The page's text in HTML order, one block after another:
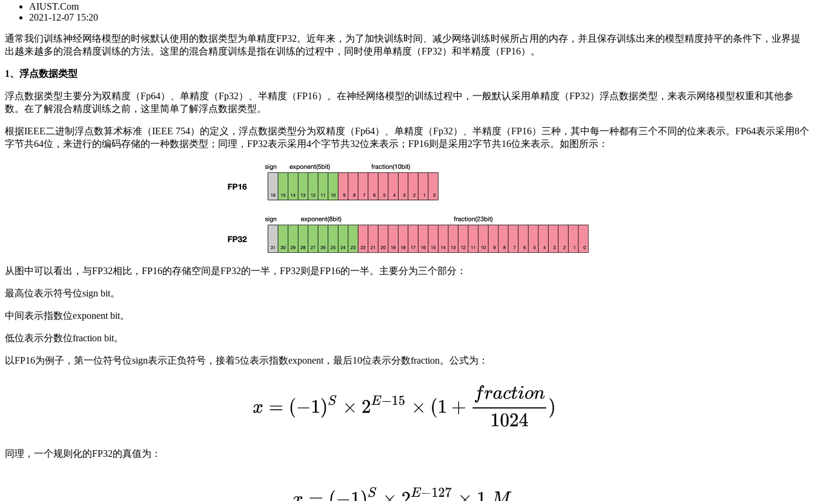
AIUST.Com
2021-12-07 15:20
通常我们训练神经网络模型的时候默认使用的数据类型为单精度FP32。近年来，为了加快训练时间、减少网络训练时候所占用的内存，并且保存训练出来的模型精度持平的条件下，业界提
出越来越多的混合精度训练的方法。这里的混合精度训练是指在训练的过程中，同时使用单精度（FP32）和半精度（FP16）。
1、浮点数据类型
浮点数据类型主要分为双精度（Fp64）、单精度（Fp32）、半精度（FP16）。在神经网络模型的训练过程中，一般默认采用单精度（FP32）浮点数据类型，来表示网络模型权重和其他参
数。在了解混合精度训练之前，这里简单了解浮点数据类型。
根据IEEE二进制浮点数算术标准（IEEE 754）的定义，浮点数据类型分为双精度（Fp64）、单精度（Fp32）、半精度（FP16）三种，其中每一种都有三个不同的位来表示。FP64表示采用8个
字节共64位，来进行的编码存储的一种数据类型；同理，FP32表示采用4个字节共32位来表示；FP16则是采用2字节共16位来表示。如图所示：
从图中可以看出，与FP32相比，FP16的存储空间是FP32的一半，FP32则是FP16的一半。主要分为三个部分：
最高位表示符号位sign bit。
中间表示指数位exponent bit。
低位表示分数位fraction bit。
以FP16为例子，第一位符号位sign表示正负符号，接着5位表示指数exponent，最后10位表示分数fraction。公式为：
同理，一个规则化的FP32的真值为：